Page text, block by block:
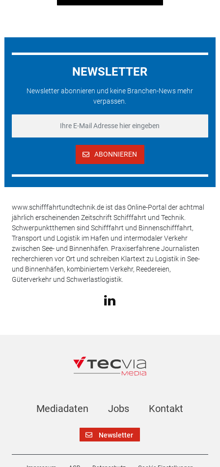
NEWSLETTER
Newsletter abonnieren und keine Branchen-News mehr
verpassen.
ABONNIEREN
www.schifffahrtundtechnik.de ist das Online-Portal der achtmal
jährlich erscheinenden Zeitschrift Schifffahrt und Technik.
Schwerpunktthemen sind Schifffahrt und Binnenschifffahrt,
Transport und Logistik im Hafen und intermodaler Verkehr
zwischen See- und Binnenhäfen. Praxiserfahrene Journalisten
recherchieren vor Ort und schreiben Klartext zu Logistik in See-
und Binnenhäfen, kombiniertem Verkehr, Reedereien,
Güterverkehr und Schwerlastlogistik.
Mediadaten Jobs Kontakt
Newsletter